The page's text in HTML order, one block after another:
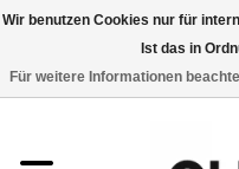
Wir benutzen Cookies nur für
Ist das in
Für weitere Informationen